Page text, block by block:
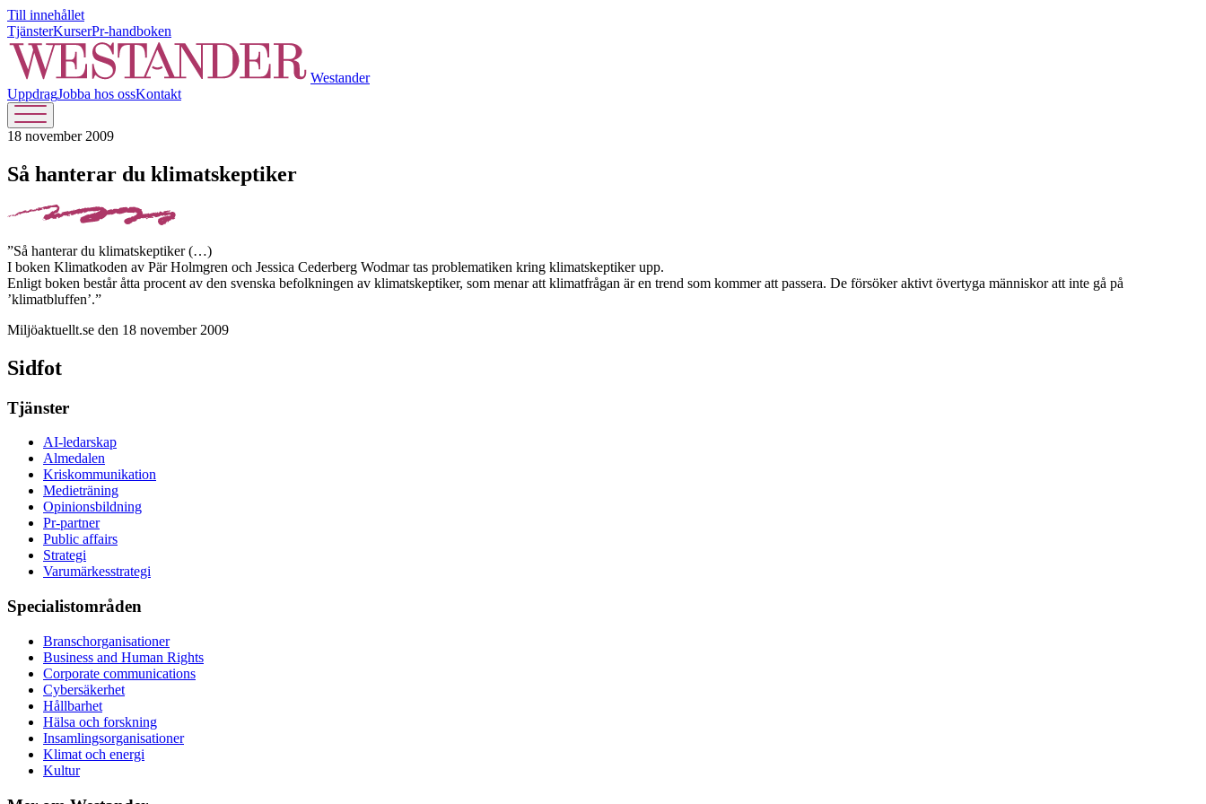
Till innehållet
TjänsterKurserPr-handboken
Westander
UppdragJobba hos ossKontakt
18 november 2009
Så hanterar du klimatskeptiker
”Så hanterar du klimatskeptiker (…)
I boken Klimatkoden av Pär Holmgren och Jessica Cederberg Wodmar tas problematiken kring klimatskeptiker upp.
Enligt boken består åtta procent av den svenska befolkningen av klimatskeptiker, som menar att klimatfrågan är en trend som kommer att passera. De försöker aktivt övertyga människor att inte gå på
’klimatbluffen’.”
Miljöaktuellt.se den 18 november 2009
Sidfot
Tjänster
AI-ledarskap
Almedalen
Kris­kommunikation
Medieträning
Opinionsbildning
Pr-partner
Public affairs
Strategi
Varumärkesstrategi
Specialistområden
Branschorganisationer
Business and Human Rights
Corporate communications
Cybersäkerhet
Hållbarhet
Hälsa och forskning
Insamlingsorganisationer
Klimat och energi
Kultur